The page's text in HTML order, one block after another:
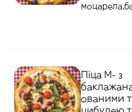
Піца М- з
ованими